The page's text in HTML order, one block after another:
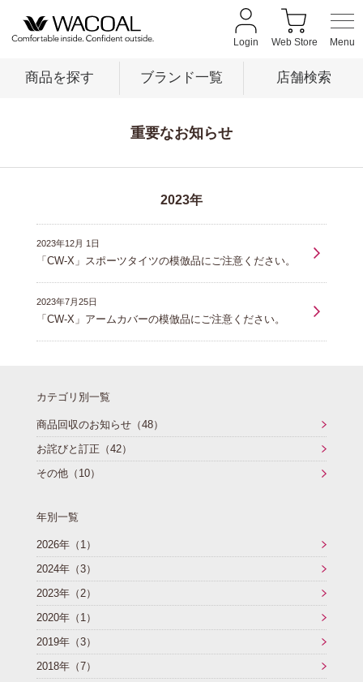
Login Web Store
商品を探す ブランド一覧 店舗検索
店舗検索
新着情報
お知らせ
ワコールウェブストア
ニュース＆トピックス
企業情報
重要なお知らせ
2023年
2023年12月 1日
「CW-X」スポーツタイツの模倣品にご注意ください。
2023年7月25日
「CW-X」アームカバーの模倣品にご注意ください。
カテゴリ別一覧
商品回収のお知らせ（48）
お詫びと訂正（42）
その他（10）
年別一覧
2026年（1）
2024年（3）
2023年（2）
2020年（1）
2019年（3）
2018年（7）